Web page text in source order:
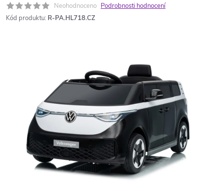
Neohodnoceno Podrobnosti hodnocení
Kód produktu: R-PA.HL718.CZ